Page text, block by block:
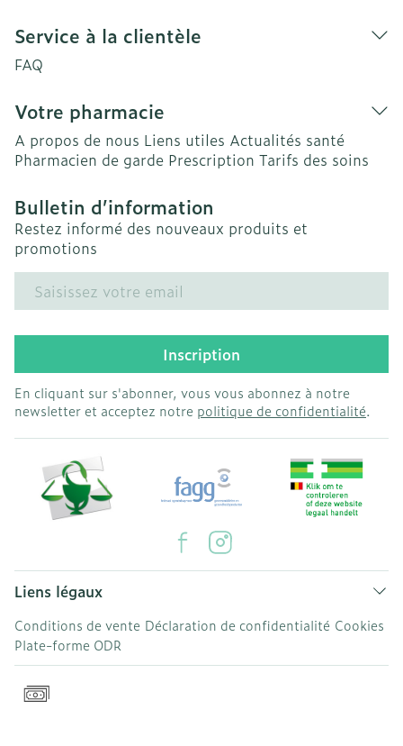
Service à la clientèle
FAQ
Votre pharmacie
A propos de nous Liens utiles Actualités santé
Pharmacien de garde Prescription Tarifs des soins
Bulletin d’information
Restez informé des nouveaux produits et
promotions
Adresse mail
Inscription
En cliquant sur s'abonner, vous vous abonnez à notre
newsletter et acceptez notre politique de confidentialité.
Liens légaux
Conditions de vente Déclaration de confidentialité Cookies
Plate-forme ODR